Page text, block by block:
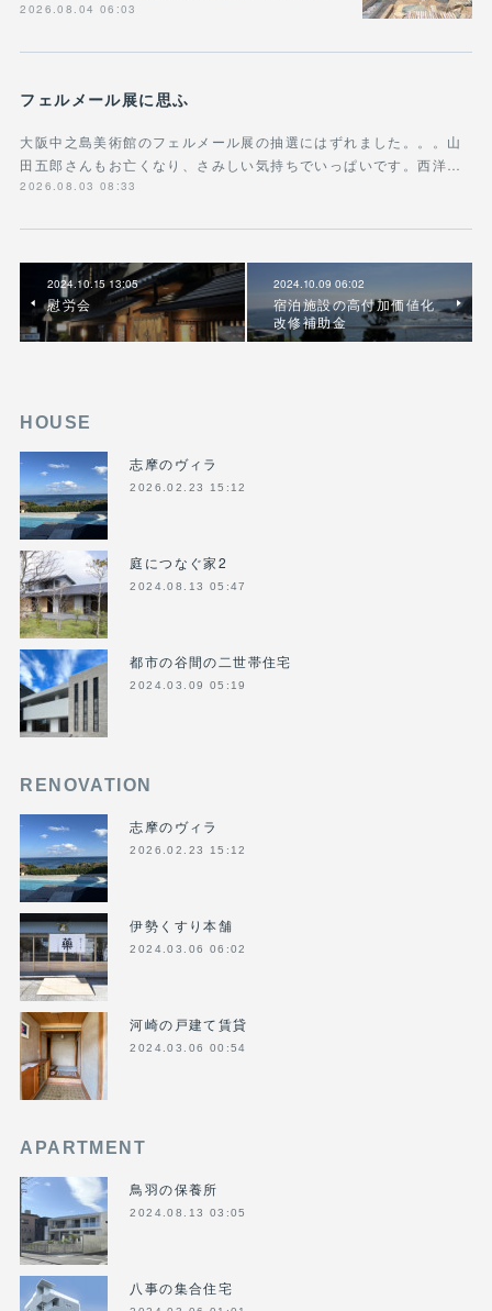
2026.08.04 06:03
フェルメール展に思ふ
大阪中之島美術館のフェルメール展の抽選にはずれました。。。山
田五郎さんもお亡くなり、さみしい気持ちでいっぱいです。西洋…
2026.08.03 08:33
2024.10.15 13:05
慰労会
2024.10.09 06:02
宿泊施設の高付加価値化
改修補助金
HOUSE
志摩のヴィラ
2026.02.23 15:12
庭につなぐ家2
2024.08.13 05:47
都市の谷間の二世帯住宅
2024.03.09 05:19
RENOVATION
志摩のヴィラ
2026.02.23 15:12
伊勢くすり本舗
2024.03.06 06:02
河崎の戸建て賃貸
2024.03.06 00:54
APARTMENT
鳥羽の保養所
2024.08.13 03:05
八事の集合住宅